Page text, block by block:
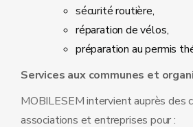
sécurité routière,
réparation de vélos,
préparation au permis
Services aux communes et
MOBILESEM intervient auprès des
associations et entreprises pour :